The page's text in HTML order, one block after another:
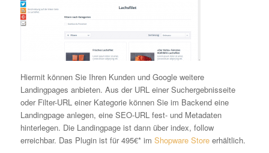
Hiermit können Sie Ihren Kunden und Google weitere
Landingpages anbieten. Aus der URL einer Suchergebnisseite
oder Filter-URL einer Kategorie können Sie im Backend eine
Landingpage anlegen, eine SEO-URL fest- und Metadaten
hinterlegen. Die Landingpage ist dann über index, follow
erreichbar. Das Plugin ist für 495€* im Shopware Storeerhältlich.